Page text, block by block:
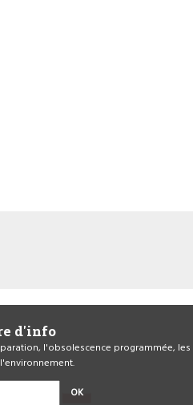
d'info
l'obsolescence programmée, les
OK